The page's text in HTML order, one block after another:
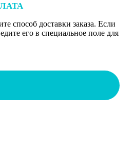
способ доставки заказа. Если
его в специальное поле для